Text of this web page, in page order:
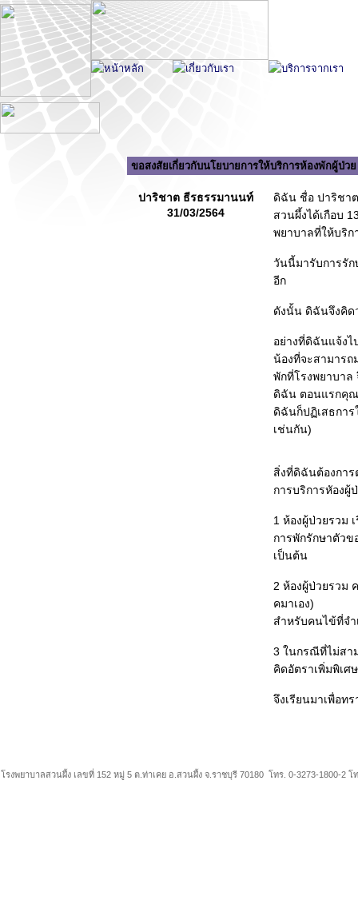
ขอสงสัยเกี่ยวกับนโยบายการให้บริการห้องพักผู้ป่ว
ปาริชาต ธีรธรรมานนท์
31/03/2564
ดิฉัน ชื่อ ปาริชา
สวนผึ้งได้เกือบ
พยาบาลที่ให้บริก
วันนี้มารับการรัก
อีก
ดังนั้น ดิฉันจึงคิด
อย่างที่ดิฉันแจ้งไ
น้องที่จะสามารถ
พักที่โรงพยาบาล
ดิฉัน ตอนแรกคุณ
ดิฉันก็ปฏิเสธการ
เช่นกัน)
สิ่งที่ดิฉันต้องกา
การบริการหัองผู้
1 ห้องผู้ป่วยรวม
การพักรักษาตัวข
เป็นต้น
2 ห้องผู้ป่วยรวม
คมาเอง)
สำหรับคนไข้ที่จำ
3 ในกรณีที่ไม่สา
คิดอัตราเพิ่มพิเ
จึงเรียนมาเพื่อท
โรงพยาบาลสวนผึ้ง เลขที่ 152 หมู่ 5 ต.ท่าเคย อ.สวนผึ้ง จ.ราชบุรี 70180 โทร. 0-3273-1800-2 โ